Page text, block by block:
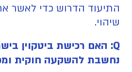
התיעוד הדרוש כדי לאשר
שיהוי.
נחשבת להשקעה חוקית